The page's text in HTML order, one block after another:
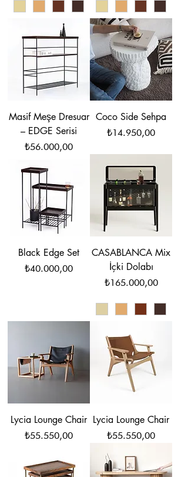
Masif Meşe Dresuar
– EDGE Serisi
Fiyat
₺56.000,00
Coco Side Sehpa
Fiyat
₺14.950,00
Black Edge Set
Fiyat
₺40.000,00
CASABLANCA Mix
İçki Dolabı
Fiyat
₺165.000,00
Lycia Lounge Chair
Fiyat
₺55.550,00
Lycia Lounge Chair
Fiyat
₺55.550,00